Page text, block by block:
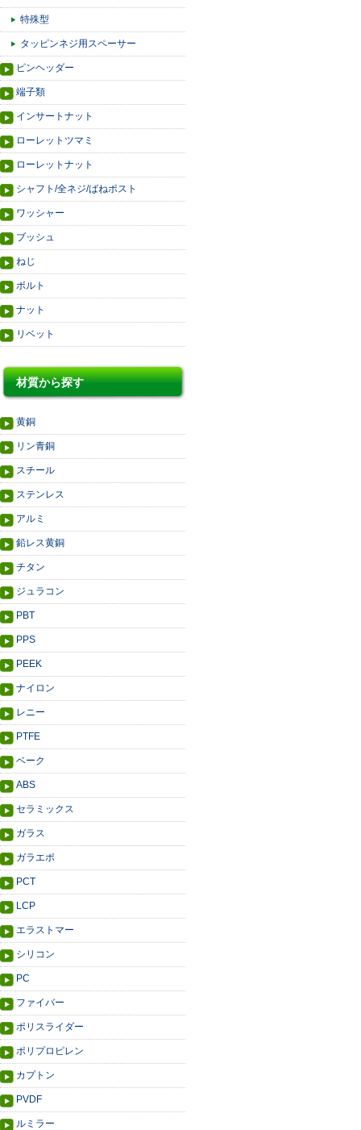
特殊型
タッピンネジ用スペーサー
ピンヘッダー
端子類
インサートナット
ローレットツマミ
ローレットナット
シャフト/全ネジ/ばねポスト
ワッシャー
ブッシュ
ねじ
ボルト
ナット
リベット
材質から探す
黄銅
リン青銅
スチール
ステンレス
アルミ
鉛レス黄銅
チタン
ジュラコン
PBT
PPS
PEEK
ナイロン
レニー
PTFE
ベーク
ABS
セラミックス
ガラス
ガラエポ
PCT
LCP
エラストマー
シリコン
PC
ファイバー
ポリスライダー
ポリプロピレン
カプトン
PVDF
ルミラー